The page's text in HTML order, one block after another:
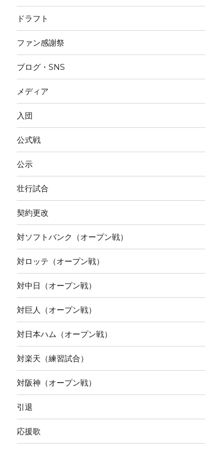
ドラフト
ファン感謝祭
ブログ・SNS
メディア
入団
公式戦
公示
壮行試合
契約更改
対ソフトバンク（オープン戦）
対ロッテ（オープン戦）
対中日（オープン戦）
対巨人（オープン戦）
対日本ハム（オープン戦）
対楽天（練習試合）
対阪神（オープン戦）
引退
応援歌